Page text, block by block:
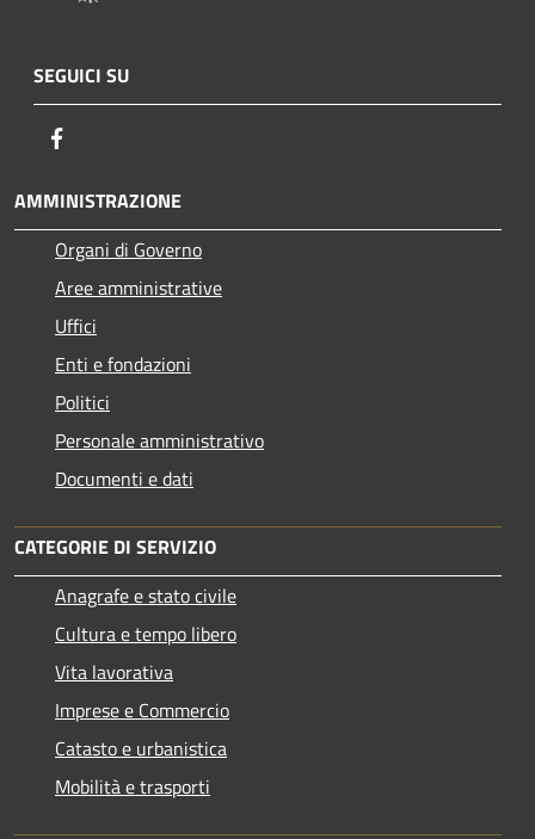
SEGUICI SU
AMMINISTRAZIONE
Organi di Governo
Aree amministrative
Uffici
Enti e fondazioni
Politici
Personale amministrativo
Documenti e dati
CATEGORIE DI SERVIZIO
Anagrafe e stato civile
Cultura e tempo libero
Vita lavorativa
Imprese e Commercio
Catasto e urbanistica
Mobilità e trasporti